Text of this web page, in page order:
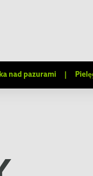
nad pazurami